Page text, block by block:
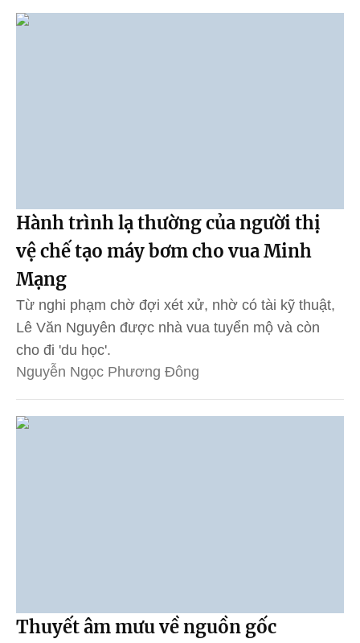
Hành trình lạ thường của người thị
vệ chế tạo máy bơm cho vua Minh
Mạng
Từ nghi phạm chờ đợi xét xử, nhờ có tài kỹ thuật,
Lê Văn Nguyên được nhà vua tuyển mộ và còn
cho đi 'du học'.
Nguyễn Ngọc Phương Đông
Thuyết âm mưu về nguồn gốc